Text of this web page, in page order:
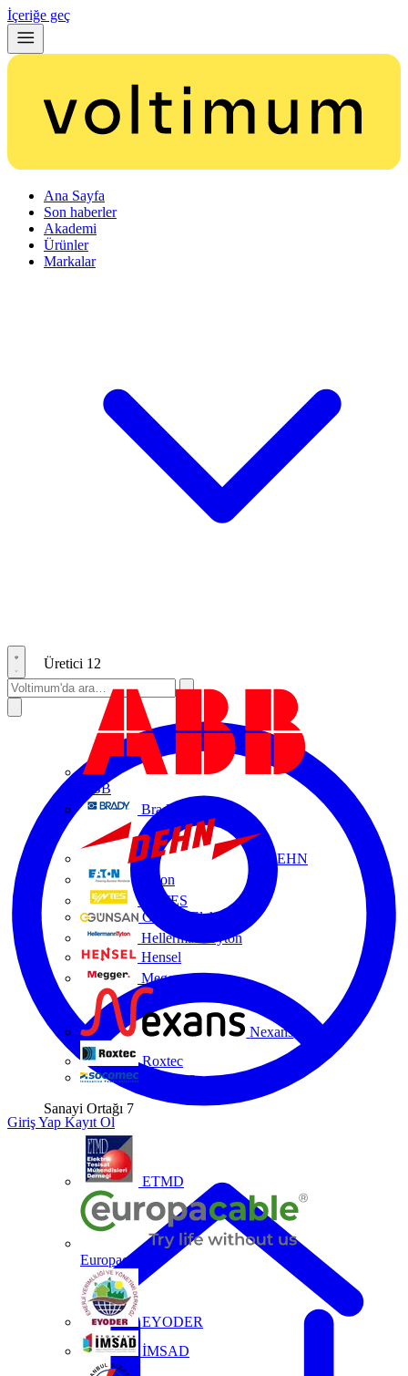
İçeriğe geç
Ana Sayfa
Son haberler
Akademi
Ürünler
Markalar
Üretici 12
ABB
Brady
DEHN
Eaton
ENTES
Günsan Elektrik
HellermannTyton
Hensel
Megger
Nexans
Roxtec
Socomec
Sanayi Ortağı 7
ETMD
Europacable
EYODER
İMSAD
Giriş Yap Kayıt Ol